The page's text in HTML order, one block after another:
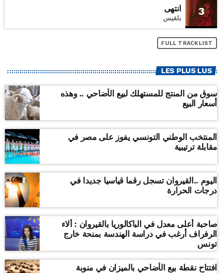
3 انتهى
بلقيس
FULL TRACKLIST
LES PLUS LUS
سوق من المنتج للمستهلك لبيع الأضاحي .. وهذه
أسعار البيع
المنتخب الوطني التونسي يفوز على مصر في
مقابلة ترتيبية
اليوم ..القيروان تسجل رقما قياسيا جديدا في
درجات الحرارة
صاحبة أعلى معدل في الباكالوريا بالقيروان : ألاء
الرفراف أرغب في دراسة الهندسة بمنحة خارج
تونس
افتتاح نقطة بيع الأضاحي بالميزان في منوبة